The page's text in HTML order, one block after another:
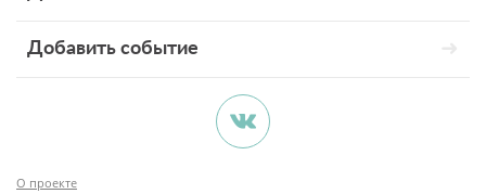
Добавить событие
О проекте